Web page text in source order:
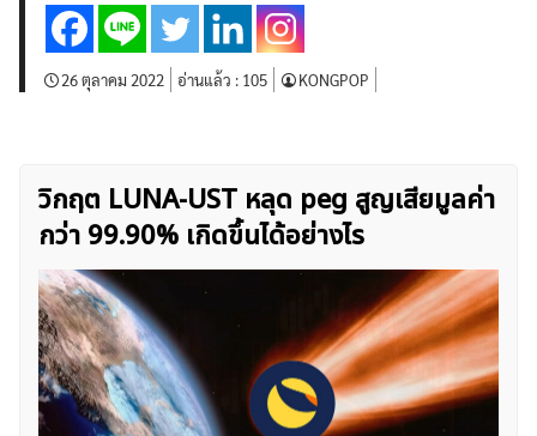
26 ตุลาคม 2022 อ่านแล้ว : 105 KONGPOP
วิกฤต LUNA-UST หลุด peg สูญเสียมูลค่า
กว่า 99.90% เกิดขึ้นได้อย่างไร